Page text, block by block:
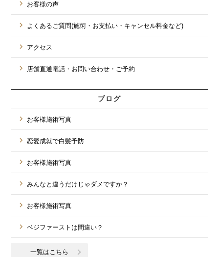
お客様の声
よくあるご質問(施術・お支払い・キャンセル料金など)
アクセス
店舗直通電話・お問い合わせ・ご予約
ブログ
お客様施術写真
恋愛成就で白髪予防
お客様施術写真
みんなと違うだけじゃダメですか？
お客様施術写真
ベジファーストは間違い？
一覧はこちら